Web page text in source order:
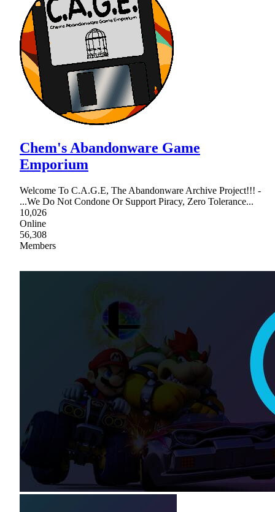
Chem's Abandonware Game
Emporium
Welcome To C.A.G.E, The Abandonware Archive Project!!! -
...We Do Not Condone Or Support Piracy, Zero Tolerance...
10,026
Online
56,308
Members